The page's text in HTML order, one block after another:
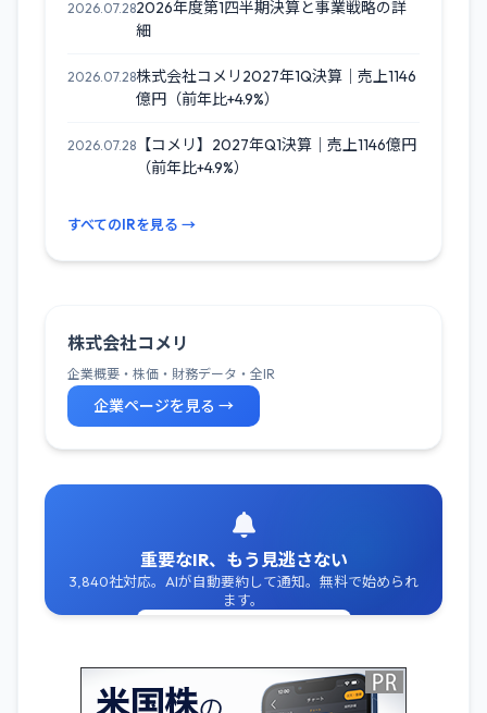
2026.07.282026年度第1四半期決算と事業戦略の詳
細
2026.07.28株式会社コメリ2027年1Q決算｜売上1146
億円（前年比+4.9%）
2026.07.28 【コメリ】2027年Q1決算｜売上1146億円
（前年比+4.9%）
すべてのIRを見る →
株式会社コメリ
企業概要・株価・財務データ・全IR
企業ページを見る →
重要なIR、もう見逃さない
3,840社対応。AIが自動要約して通知。無料で始められ
ます。